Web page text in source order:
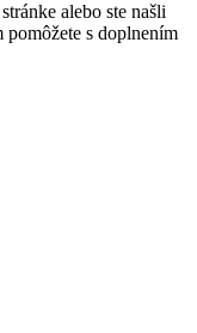
alebo ste našli
s doplnením